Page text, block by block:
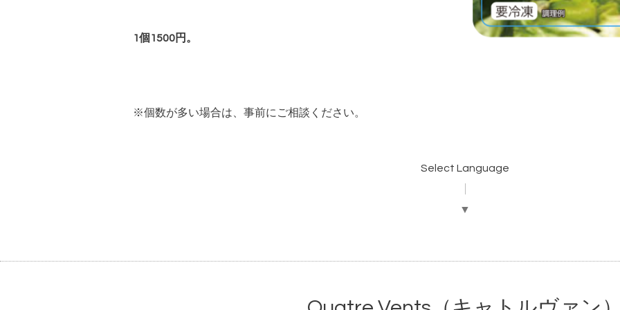
1個1500円。
※個数が多い場合は、事前にご相談ください。
Select Language
▼